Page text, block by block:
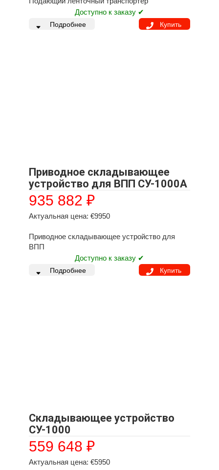
Доступно к заказу ✔
Подробнее Купить
Приводное складывающее
устройство для ВПП СУ-1000А
935 882 ₽
Актуальная цена: €9950
Приводное складывающее устройство для
ВПП
Доступно к заказу ✔
Подробнее Купить
Складывающее устройство
СУ-1000
559 648 ₽
Актуальная цена: €5950